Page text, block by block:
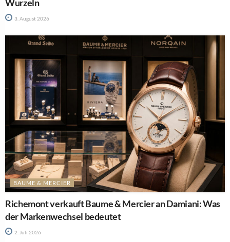
Wurzeln
3. August 2026
BAUME & MERCIER
Richemont verkauft Baume & Mercier an Damiani: Was
der Markenwechsel bedeutet
2. Juli 2026